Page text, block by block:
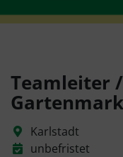
Teamleiter
Karlstadt
unbefristet